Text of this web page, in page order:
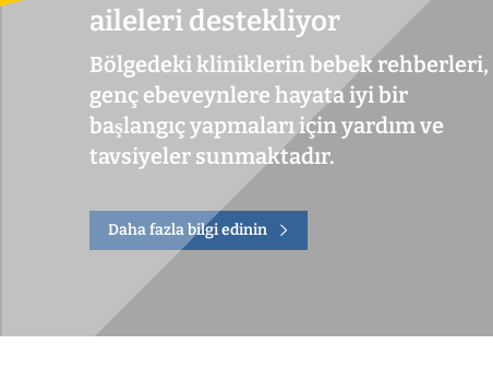
aileleri destekliyor
Bölgedeki kliniklerin bebek rehberleri,
genç ebeveynlere hayata iyi bir
başlangıç yapmaları için yardım ve
tavsiyeler sunmaktadır.
Daha fazla bilgi edinin